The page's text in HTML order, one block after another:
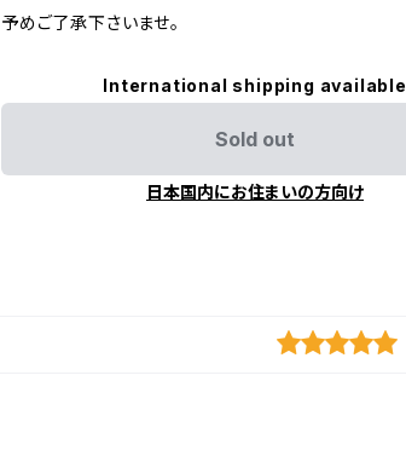
予めご了承下さいませ。
International shipping available
Sold out
日本国内にお住まいの方向け